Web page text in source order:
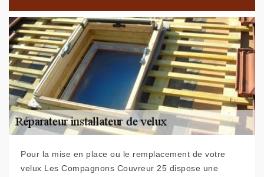
Pour la mise en place ou le remplacement de votre
velux Les Compagnons Couvreur 25 dispose une